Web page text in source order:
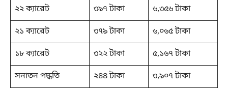
২২ ক্যারেট ৩৯৭ টাকা
৬,৩৫৬ টাকা
২১ ক্যারেট
৩৭৯ টাকা
৬,০৬৫ টাকা
১৮ ক্যারেট
৩২২ টাকা
৫,১৬৭ টাকা
সনাতন পদ্ধতি
২৪৪ টাকা ৩,৯০৭ টাকা